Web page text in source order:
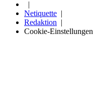
Netiquette
Redaktion
Cookie-Einstellungen